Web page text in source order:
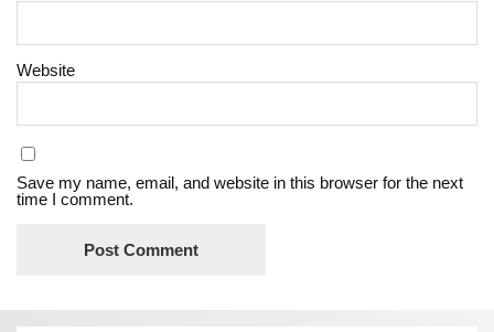
Website
Save my name, email, and website in this browser for the next
time I comment.